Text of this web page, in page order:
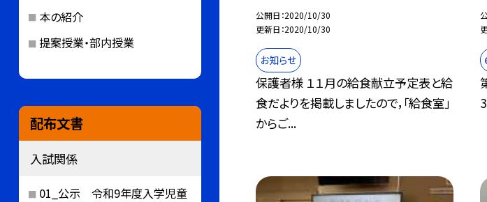
公開日 2020/10/30
更新日 2020/10/30
お知らせ
保護者様 １１月の給食献立予定表と給
食だよりを掲載しましたので，「給食室」
からご...
本の紹介
提案授業・部内授業
配布文書
入試関係
01_公示 令和9年度入学児童